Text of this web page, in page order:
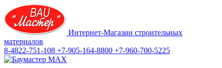
Интернет-Магазин строительных
материалов
8-4822-751-108 +7-905-164-8800 +7-960-700-5225